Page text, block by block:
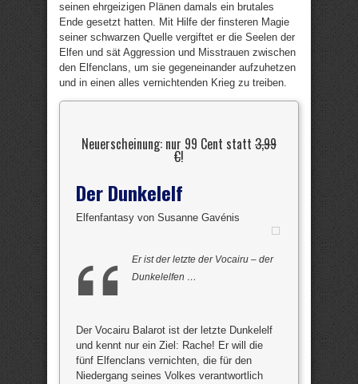
seinen ehrgeizigen Plänen damals ein brutales
Ende gesetzt hatten. Mit Hilfe der finsteren Magie
seiner schwarzen Quelle vergiftet er die Seelen der
Elfen und sät Aggression und Misstrauen zwischen
den Elfenclans, um sie gegeneinander aufzuhetzen
und in einen alles vernichtenden Krieg zu treiben.
Neuerscheinung: nur 99 Cent statt 3,99
€!
Der Dunkelelf
Elfenfantasy von Susanne Gavénis
Er ist der letzte der Vocairu – der
Dunkelelfen …
Der Vocairu Balarot ist der letzte Dunkelelf
und kennt nur ein Ziel: Rache! Er will die
fünf Elfenclans vernichten, die für den
Niedergang seines Volkes verantwortlich